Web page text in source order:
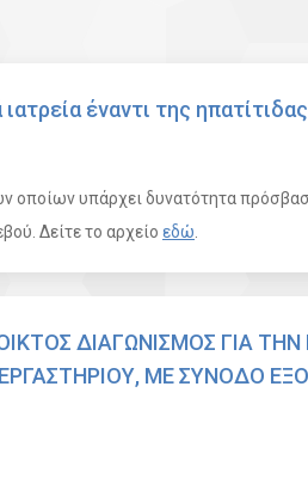
έναντι της
οποίων υπάρχει δυνατότητα
Δείτε το αρχείο εδώ
ΔΙΑΓΩΝΙΣΜΟΣ ΓΙΑ
ΜΕ ΣΥΝΟΔΟ